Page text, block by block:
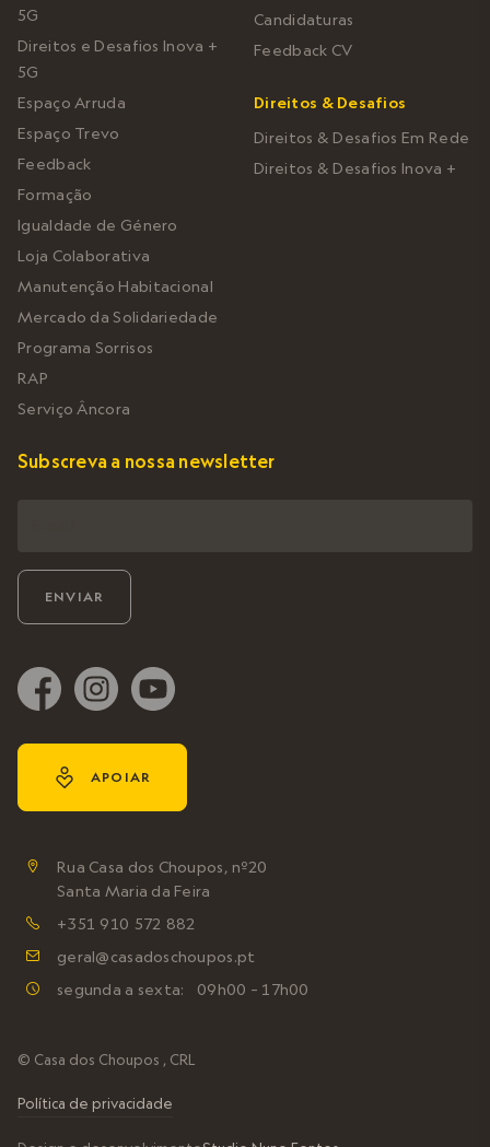
5G
Direitos e Desafios Inova +
5G
Espaço Arruda
Espaço Trevo
Feedback
Formação
Igualdade de Género
Loja Colaborativa
Manutenção Habitacional
Mercado da Solidariedade
Programa Sorrisos
RAP
Serviço Âncora
Candidaturas
Feedback CV
Direitos & Desafios
Direitos & Desafios Em Rede
Direitos & Desafios Inova +
Subscreva a nossa newsletter
y APOIAR

Rua Casa dos Choupos, nº20
Santa Maria da Feira
 +351 910 572 882
 geral@casadoschoupos.pt
 segunda a sexta: 09h00 – 17h00
© Casa dos Choupos , CRL
Política de privacidade